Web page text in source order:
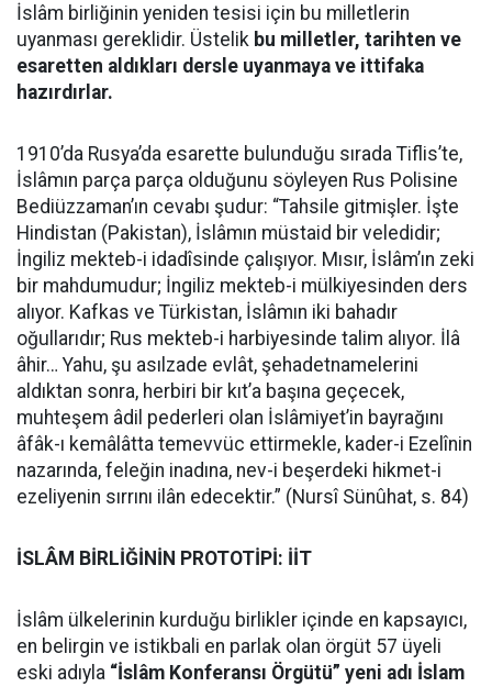
İslâm birliğinin yeniden tesisi için bu milletlerin
uyanması gereklidir. Üstelik bu milletler, tarihten ve
esaretten aldıkları dersle uyanmaya ve ittifaka
hazırdırlar.
1910’da Rusya’da esarette bulunduğu sırada Tiflis’te,
İslâmın parça parça olduğunu söyleyen Rus Polisine
Bediüzzaman’ın cevabı şudur: “Tahsile gitmişler. İşte
Hindistan (Pakistan), İslâmın müstaid bir veledidir;
İngiliz mekteb-i idadîsinde çalışıyor. Mısır, İslâm’ın zeki
bir mahdumudur; İngiliz mekteb-i mülkiyesinden ders
alıyor. Kafkas ve Türkistan, İslâmın iki bahadır
oğullarıdır; Rus mekteb-i harbiyesinde talim alıyor. İlâ
âhir… Yahu, şu asılzade evlât, şehadetnamelerini
aldıktan sonra, herbiri bir kıt’a başına geçecek,
muhteşem âdil pederleri olan İslâmiyet’in bayrağını
âfâk-ı kemâlâtta temevvüc ettirmekle, kader-i Ezelînin
nazarında, feleğin inadına, nev-i beşerdeki hikmet-i
ezeliyenin sırrını ilân edecektir.” (Nursî Sünûhat, s. 84)
İSLÂM BİRLİĞİNİN PROTOTİPİ: İİT
İslâm ülkelerinin kurduğu birlikler içinde en kapsayıcı,
en belirgin ve istikbali en parlak olan örgüt 57 üyeli
eski adıyla “İslâm Konferansı Örgütü” yeni adı İslam